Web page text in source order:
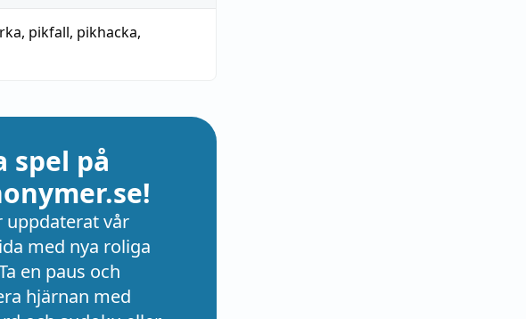
, pikfall, pikhacka,
spel på
uppdaterat vår
med nya roliga
en paus och
hjärnan med